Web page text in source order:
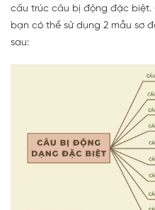
cấu trúc câu bị động đặc
bạn có thể sử dụng 2 mẫu sơ
sau: